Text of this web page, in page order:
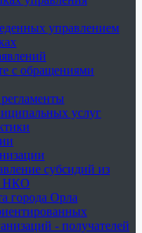
управлением
с обращениями
услуг
субсидий из
НКО
города Орла
- получателей